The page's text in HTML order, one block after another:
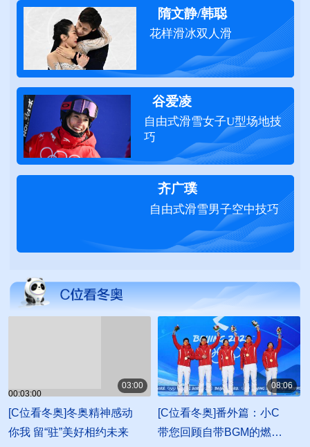
00:03:00
03:00
[C位看冬奥]冬奥精神感动
你我 留“驻”美好相约未来
08:06
[C位看冬奥]番外篇：小C
带您回顾自带BGM的燃炸